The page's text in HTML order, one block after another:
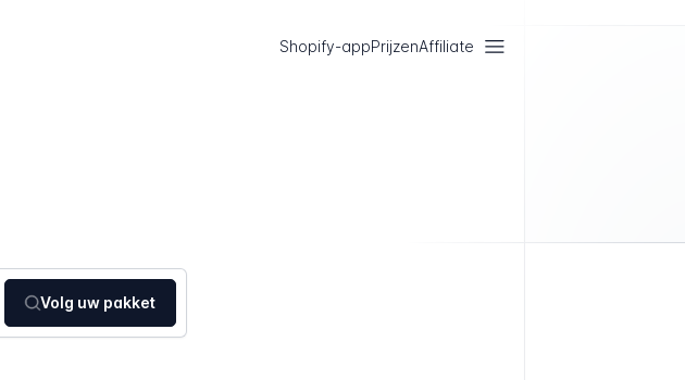
Shopify-appPrijzenAffiliate
Volg uw pakket